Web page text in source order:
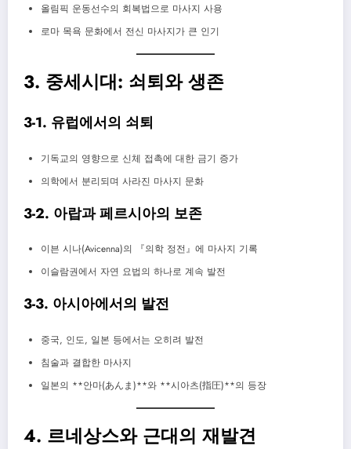
올림픽 운동선수의 회복법으로 마사지 사용
로마 목욕 문화에서 전신 마사지가 큰 인기
3. 중세시대: 쇠퇴와 생존
3-1. 유럽에서의 쇠퇴
기독교의 영향으로 신체 접촉에 대한 금기 증가
의학에서 분리되며 사라진 마사지 문화
3-2. 아랍과 페르시아의 보존
이븐 시나(Avicenna)의 『의학 정전』에 마사지 기록
이슬람권에서 자연 요법의 하나로 계속 발전
3-3. 아시아에서의 발전
중국, 인도, 일본 등에서는 오히려 발전
침술과 결합한 마사지
일본의 **안마(あんま)**와 **시아츠(指圧)**의 등장
4. 르네상스와 근대의 재발견